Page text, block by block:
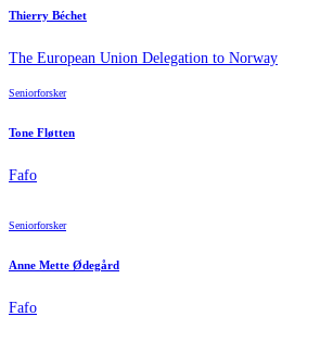
Thierry Béchet
The European Union Delegation to Norway
Seniorforsker
Tone Fløtten
Fafo
Seniorforsker
Anne Mette Ødegård
Fafo